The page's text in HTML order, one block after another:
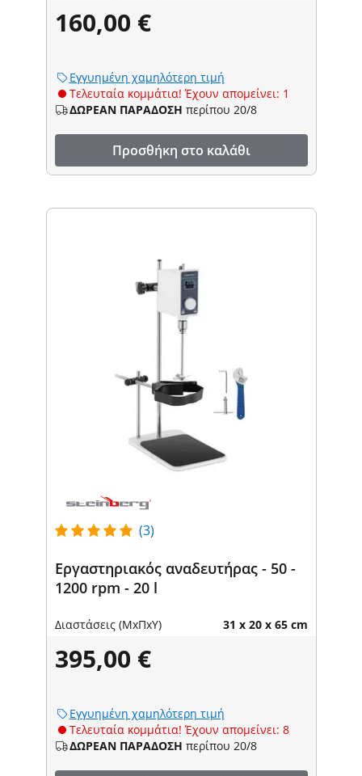
160,00 €
Εγγυημένη χαμηλότερη τιμή
Τελευταία κομμάτια! Έχουν απομείνει: 1
ΔΩΡΕΑΝ ΠΑΡΑΔΟΣΗ περίπου 20/8
Προσθήκη στο καλάθι
(3)
Εργαστηριακός αναδευτήρας - 50 -
1200 rpm - 20 l
Διαστάσεις (ΜxΠxΥ) 31 x 20 x 65 cm
395,00 €
Εγγυημένη χαμηλότερη τιμή
Τελευταία κομμάτια! Έχουν απομείνει: 8
ΔΩΡΕΑΝ ΠΑΡΑΔΟΣΗ περίπου 20/8